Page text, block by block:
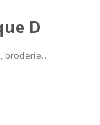
D
broderie…